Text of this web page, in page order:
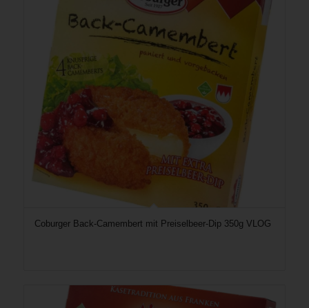
Coburger Back-Camembert mit Preiselbeer-Dip 350g VLOG